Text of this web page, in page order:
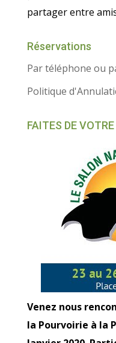
partager entre
Réservations
Par téléphone ou
Politique
FAITES DE
Venez nous
la Pourvoirie à la